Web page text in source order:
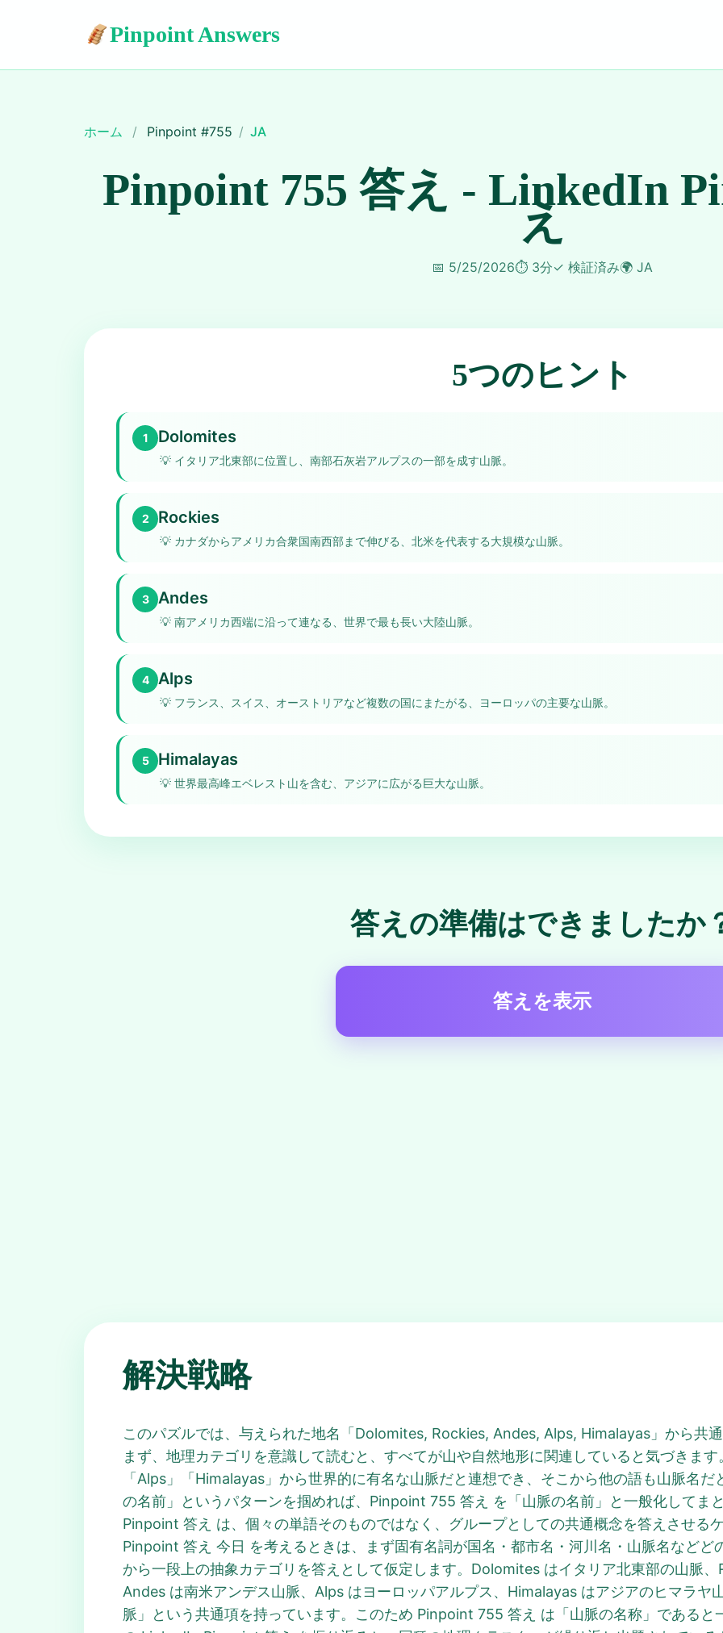
Pinpoint Answers
ホーム / Pinpoint #755 / JA
Pinpoint 755 答え - LinkedIn
え
📅 5/25/2026⏱️ 3分✓ 検証済み🌍 JA
5つのヒント
1 Dolomites
💡 イタリア北東部に位置し、南部石灰岩アルプスの一部を成す山脈。
2 Rockies
💡 カナダからアメリカ合衆国南西部まで伸びる、北米を代表する大規模な山脈。
3 Andes
💡 南アメリカ西端に沿って連なる、世界で最も長い大陸山脈。
4 Alps
💡 フランス、スイス、オーストリアなど複数の国にまたがる、ヨーロッパの主要な山脈。
5 Himalayas
💡 世界最高峰エベレスト山を含む、アジアに広がる巨大な山脈。
答えの準備はできましたか
答えを表示
解決戦略
このパズルでは、与えられた地名「Dolomites, Rockies, Andes, Alps, Himalayas」から共
まず、地理カテゴリを意識して読むと、すべてが山や自然地形に関連していると気づきま
「Alps」「Himalayas」から世界的に有名な山脈だと連想でき、そこから他の語も山脈名
の名前」というパターンを掴めれば、Pinpoint 755 答え を「山脈の名前」と一般化してま
Pinpoint 答え は、個々の単語そのものではなく、グループとしての共通概念を答えさせる
Pinpoint 答え 今日 を考えるときは、まず固有名詞が国名・都市名・河川名・山脈名などど
から一段上の抽象カテゴリを答えとして仮定します。Dolomites はイタリア北東部の山脈
Andes は南米アンデス山脈、Alps はヨーロッパアルプス、Himalayas はアジアのヒマラヤ
脈」という共通項を持っています。このため Pinpoint 755 答え は「山脈の名称」であると